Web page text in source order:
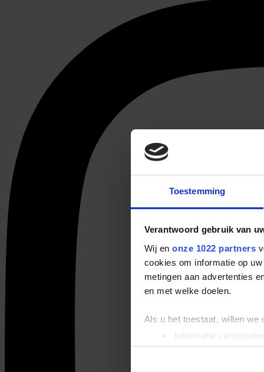
Toestemming
Verantwoord gebruik van
Wij en onze 1022 partners
cookies om informatie op
metingen aan advertenties
en met welke doelen.
Als u het toestaat, willen we
Informatie
Uw apparaat
Lees meer over hoe uw